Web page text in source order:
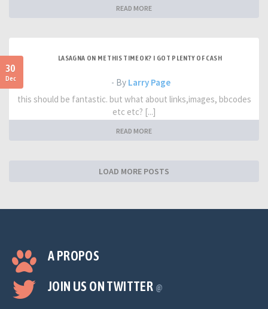
READ MORE
30
Dec
LASAGNA ON ME THIS TIME OK? I GOT PLENTY OF CASH
- By Larry Page
this should be fantastic. but what about links,images, bbcodes
etc etc? [...]
READ MORE
LOAD MORE POSTS
A PROPOS
JOIN US ON TWITTER @